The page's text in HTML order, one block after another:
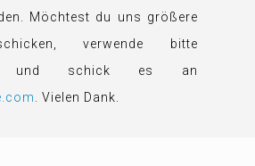
Möchtest du uns größere
verwende bitte
schick es an
. Vielen Dank.